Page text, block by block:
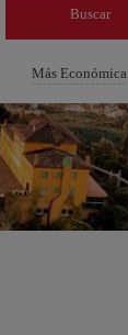
Buscar
Más Económica